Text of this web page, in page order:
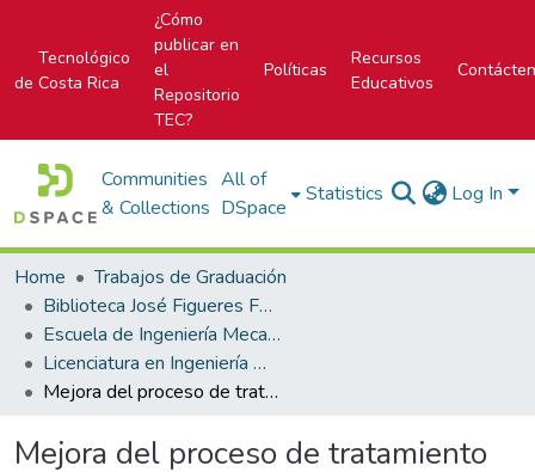
Tecnológico
de Costa Rica
¿Cómo
publicar en
el
Repositorio
TEC?
Políticas
Recursos
Educativos
Communities
& Collections
All of
DSpace
Statistics Log In
Home
Trabajos de Graduación
Biblioteca José Figueres Ferrer
Escuela de Ingeniería Mecatrónica (antes era Área Académica de Ingeniería Mecatrónica)
Licenciatura en Ingeniería Mecatrónica
Mejora del proceso de tratamiento de aguas residuales para la Empresa Eaton Electrical S.A
Mejora del proceso de tratamiento